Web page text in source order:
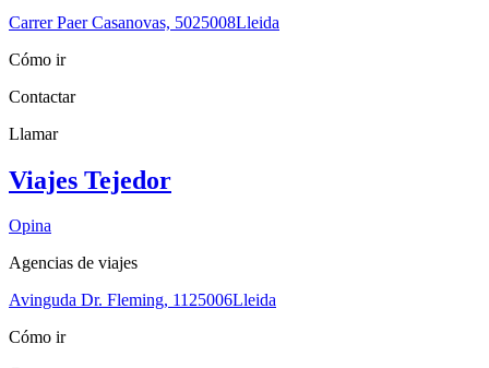
Carrer Paer Casanovas, 5025008Lleida
Cómo ir
Contactar
Llamar
Viajes Tejedor
Opina
Agencias de viajes
Avinguda Dr. Fleming, 1125006Lleida
Cómo ir